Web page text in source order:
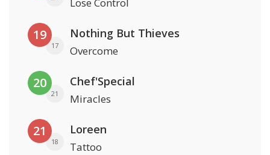
Lose Control
19
17
Nothing But Thieves
Overcome
20
21
Chef'Special
Miracles
21
18
Loreen
Tattoo